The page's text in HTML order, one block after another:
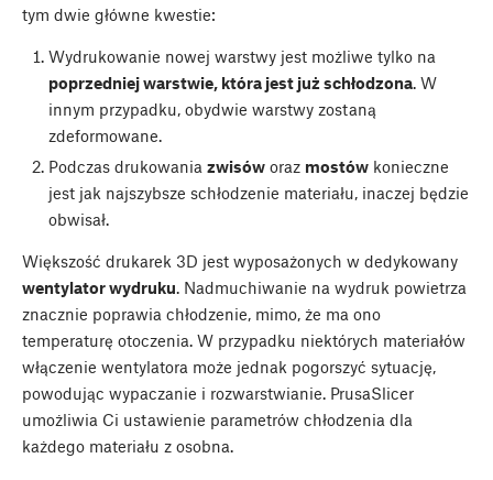
tym dwie główne kwestie:
Wydrukowanie nowej warstwy jest możliwe tylko na
poprzedniej warstwie, która jest już schłodzona. W
innym przypadku, obydwie warstwy zostaną
zdeformowane.
Podczas drukowania zwisóworaz mostówkonieczne
jest jak najszybsze schłodzenie materiału, inaczej będzie
obwisał.
Większość drukarek 3D jest wyposażonych w dedykowany
wentylator wydruku. Nadmuchiwanie na wydruk powietrza
znacznie poprawia chłodzenie, mimo, że ma ono
temperaturę otoczenia. W przypadku niektórych materiałów
włączenie wentylatora może jednak pogorszyć sytuację,
powodując wypaczanie i rozwarstwianie. PrusaSlicer
umożliwia Ci ustawienie parametrów chłodzenia dla
każdego materiału z osobna.